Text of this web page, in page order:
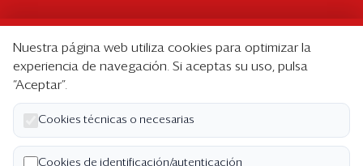
Suscripción individual
Paquetes corporativos
Edición Impresa
Nosotros
Nuestra página web utiliza cookies para optimizar la
experiencia de navegación. Si aceptas su uso, pulsa
“Aceptar”.
Cookies técnicas o necesarias
Cookies de identificación/autenticación